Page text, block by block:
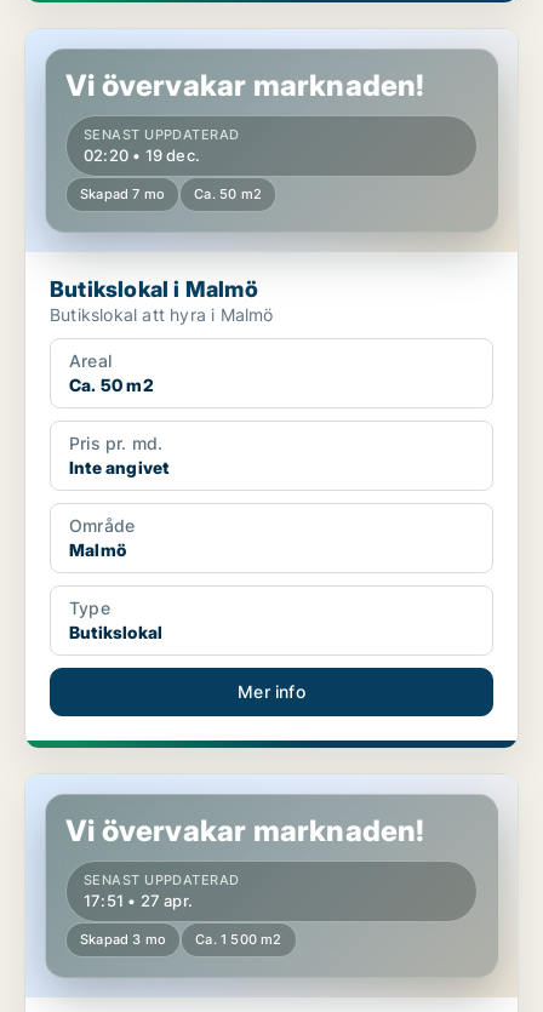
Butikslokal i Malmö
Vi övervakar marknaden!
SENAST UPPDATERAD
02:20 • 19 dec.
Skapad 7 mo Ca. 50 m2
Butikslokal i Malmö
Butikslokal att hyra i Malmö
Areal
Ca. 50 m2
Pris pr. md.
Inte angivet
Område
Malmö
Type
Butikslokal
Mer info
Butikslokal i Malmö
Vi övervakar marknaden!
SENAST UPPDATERAD
17:51 • 27 apr.
Skapad 3 mo Ca. 1 500 m2